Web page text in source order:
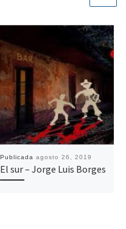
Publicada agosto 26, 2019
El sur – Jorge Luis Borges